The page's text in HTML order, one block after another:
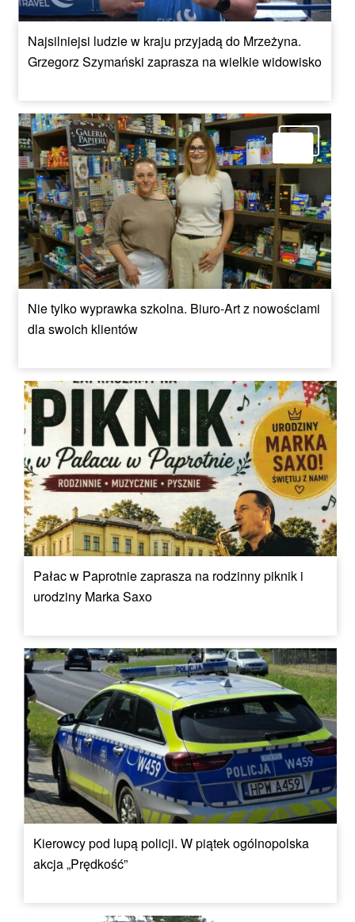
Najsilniejsi ludzie w kraju przyjadą do Mrzeżyna.
Grzegorz Szymański zaprasza na wielkie widowisko
Nie tylko wyprawka szkolna. Biuro-Art z nowościami
dla swoich klientów
Pałac w Paprotnie zaprasza na rodzinny piknik i
urodziny Marka Saxo
Kierowcy pod lupą policji. W piątek ogólnopolska
akcja „Prędkość”